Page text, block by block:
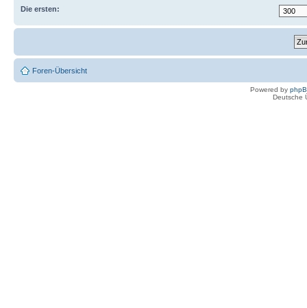
Die ersten:
Foren-Übersicht
Powered by
Deutsche